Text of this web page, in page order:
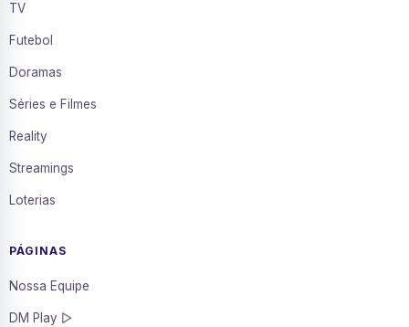
TV
Futebol
Doramas
Séries e Filmes
Reality
Streamings
Loterias
PÁGINAS
Nossa Equipe
DM Play ▷